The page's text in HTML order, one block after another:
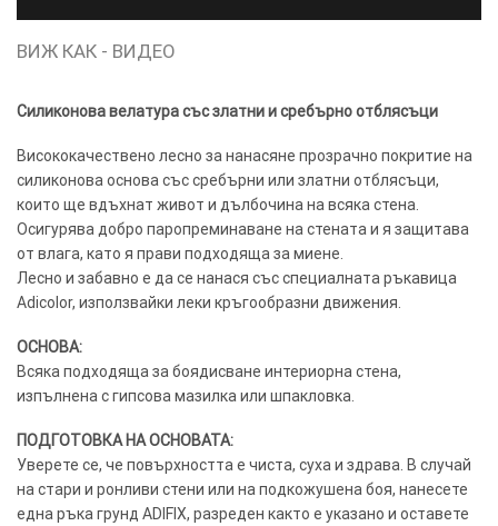
ВИЖ КАК - ВИДЕО
Силиконова велатура със златни и сребърно отблясъци
Висококачествено лесно за нанасяне прозрачно покритие на
силиконова основа със сребърни или златни отблясъци,
които ще вдъхнат живот и дълбочина на всяка стена.
Осигурява добро паропреминаване на стената и я защитава
от влага, като я прави подходяща за миене.
Лесно и забавно е да се нанася със специалната ръкавица
Adicolor, използвайки леки кръгообразни движения.
ОСНОВА:
Всяка подходяща за боядисване интериорна стена,
изпълнена с гипсова мазилка или шпакловка.
ПОДГОТОВКА НА ОСНОВАТА:
Уверете се, че повърхността е чиста, суха и здрава. В случай
на стари и ронливи стени или на подкожушена боя, нанесете
една ръка грунд ADIFIX, разреден както е указано и оставете
НАМЕРИТЕ
УСЛУГИ ОПЦИИ
Google